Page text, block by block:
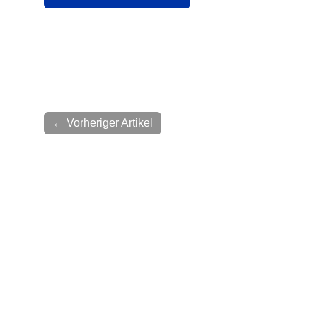
← Vorheriger Artikel